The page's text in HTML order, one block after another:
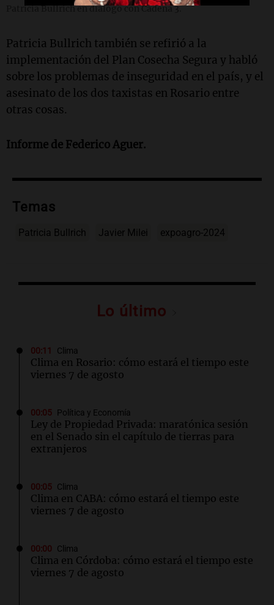
Patricia Bullrich en diálogo con Cadena 3.
Patricia Bullrich también se refirió a la
implementación del Plan Cosecha Segura y habló
sobre los problemas de inseguridad en el país, y el
asesinato de los dos taxistas en Rosario entre
otras cosas.
Informe de Federico Aguer.
Temas
Patricia Bullrich Javier Milei expoagro-2024
Lo último
00:11 Clima
Clima en Rosario: cómo estará el tiempo este
viernes 7 de agosto
00:05 Política y Economía
Ley de Propiedad Privada: maratónica sesión
en el Senado sin el capítulo de tierras para
extranjeros
00:05 Clima
Clima en CABA: cómo estará el tiempo este
viernes 7 de agosto
00:00 Clima
Clima en Córdoba: cómo estará el tiempo este
viernes 7 de agosto